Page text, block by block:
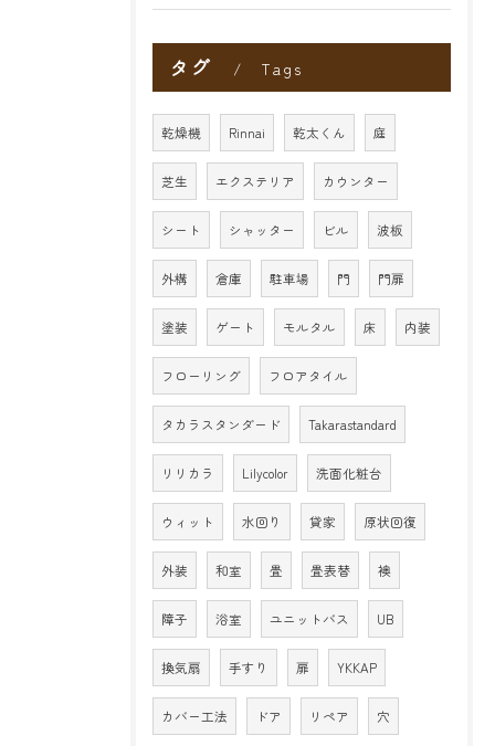
タグ Tags
乾燥機 Rinnai 乾太くん 庭
芝生 エクステリア カウンター
シート シャッター ビル 波板
外構 倉庫 駐車場 門 門扉
塗装 ゲート モルタル 床 内装
フローリング フロアタイル
タカラスタンダード Takarastandard
リリカラ Lilycolor 洗面化粧台
ウィット 水回り 貸家 原状回復
外装 和室 畳 畳表替 襖
障子 浴室 ユニットバス UB
換気扇 手すり 扉 YKKAP
カバー工法 ドア リペア 穴